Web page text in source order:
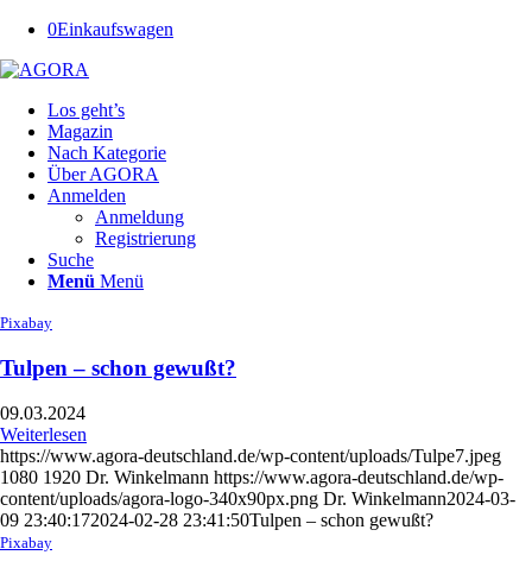
0Einkaufswagen
Los geht’s
Magazin
Nach Kategorie
Über AGORA
Anmelden
Anmeldung
Registrierung
Suche
Menü Menü
Pixabay
Tulpen – schon gewußt?
09.03.2024
Weiterlesen
https://www.agora-deutschland.de/wp-content/uploads/Tulpe7.jpeg
1080 1920 Dr. Winkelmann https://www.agora-deutschland.de/wp-
content/uploads/agora-logo-340x90px.png Dr. Winkelmann2024-03-
09 23:40:172024-02-28 23:41:50Tulpen – schon gewußt?
Pixabay